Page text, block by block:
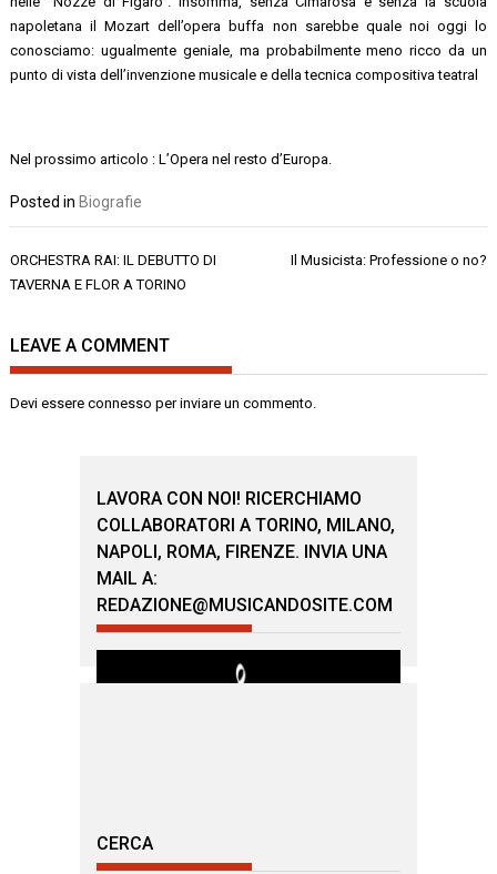
napoletana il Mozart dell’opera buffa non sarebbe quale noi oggi lo
conosciamo: ugualmente geniale, ma probabilmente meno ricco da un
punto di vista dell’invenzione musicale e della tecnica compositiva teatral
Nel prossimo articolo : L’Opera nel resto d’Europa.
Posted in Biografie
Navigazione
articoli
ORCHESTRA RAI: IL DEBUTTO DI
TAVERNA E FLOR A TORINO
Il Musicista: Professione o no?
LEAVE A COMMENT
Devi essereconnesso per inviare un commento.
LAVORA CON NOI! RICERCHIAMO
COLLABORATORI A TORINO, MILANO,
NAPOLI, ROMA, FIRENZE. INVIA UNA
MAIL A:
REDAZIONE@MUSICANDOSITE.COM
CERCA